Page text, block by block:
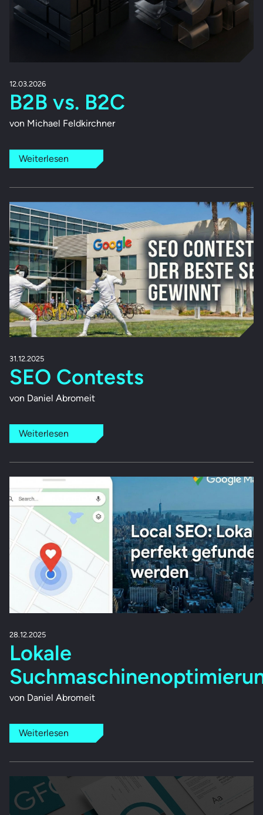
12.03.2026
B2B vs. B2C
von Michael Feldkirchner
Weiterlesen
31.12.2025
SEO Contests
von Daniel Abromeit
Weiterlesen
28.12.2025
Lokale
von Daniel Abromeit
Weiterlesen